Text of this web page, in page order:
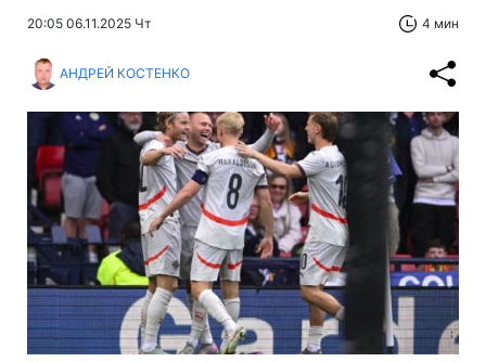
20:05 06.11.2025 Чт 4 мин
АНДРЕЙ КОСТЕНКО